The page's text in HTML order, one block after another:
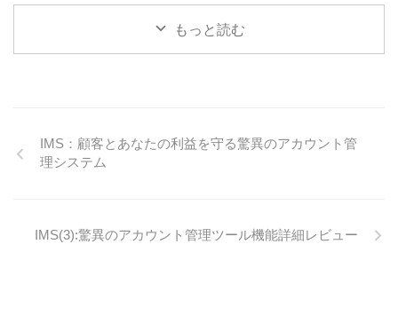
なっているやもしれません
が・・・ 生成AIにまつわる関
すが、仕事することは「表
現」することだなぁ～と。 社
は、好きなことだけして楽し
ィリエイト』 なぜお勧め？
（凡人にはこれしかないと言
んと掘り下げてみます。 『マ
もっと読む
IMS：顧客とあなたの利益を守る驚異のアカウント管
理システム
IMS(3):驚異のアカウント管理ツール機能詳細レビュー